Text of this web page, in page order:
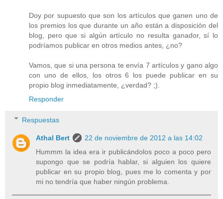
Doy por supuesto que son los artículos que ganen uno de
los premios los que durante un año están a disposición del
blog, pero que si algún artículo no resulta ganador, sí lo
podríamos publicar en otros medios antes, ¿no?
Vamos, que si una persona te envía 7 artículos y gano algo
con uno de ellos, los otros 6 los puede publicar en su
propio blog inmediatamente, ¿verdad? ;).
Responder
Respuestas
Athal Bert
22 de noviembre de 2012 a las 14:02
Hummm la idea era ir publicándolos poco a poco pero
supongo que se podría hablar, si alguien los quiere
publicar en su propio blog, pues me lo comenta y por
mi no tendría que haber ningún problema.